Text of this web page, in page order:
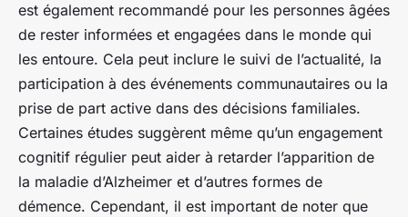
est également recommandé pour les personnes âgées
de rester informées et engagées dans le monde qui
les entoure. Cela peut inclure le suivi de l’actualité, la
participation à des événements communautaires ou la
prise de part active dans des décisions familiales.
Certaines études suggèrent même qu’un engagement
cognitif régulier peut aider à retarder l’apparition de
la maladie d’Alzheimer et d’autres formes de
démence. Cependant, il est important de noter que